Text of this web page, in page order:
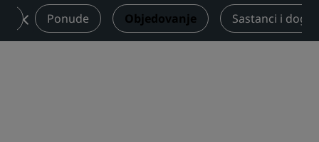
Ponude Objedovanje Sastanci i